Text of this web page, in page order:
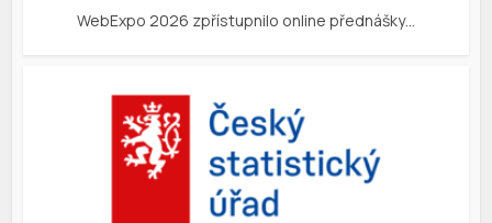
WebExpo 2026 zpřístupnilo online přednášky…